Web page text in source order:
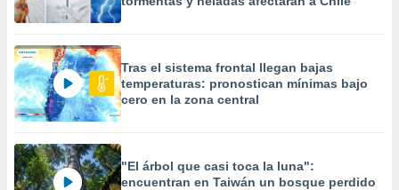
Tras el sistema frontal llegan bajas
temperaturas: pronostican mínimas bajo
cero en la zona central
"El árbol que casi toca la luna":
encuentran en Taiwán un bosque perdido